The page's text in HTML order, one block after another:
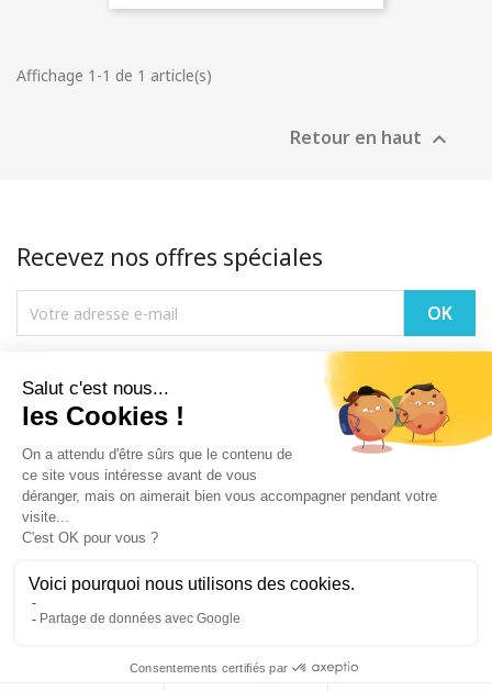
Affichage 1-1 de 1 article(s)
Retour en haut 
Recevez nos offres spéciales
Vous pouvez vous désinscrire à tout moment. Vous trouverez pour cela
nos informations de contact dans les conditions d'utilisation du site.
PRODUITS
NOTRE SOCIÉTÉ
VOTRE COMPTE